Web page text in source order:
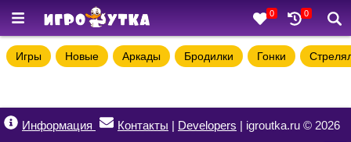
0 0
Игры Новые Аркады Бродилки Гонки
Информация Контакты | Developers | igroutka.ru © 2026